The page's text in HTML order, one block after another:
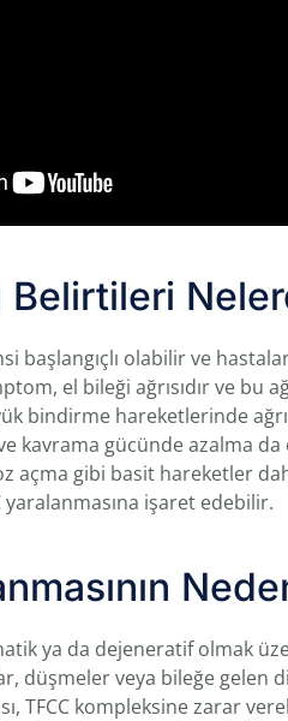
Belirtileri
başlangıçlı olabilir ve
el bileği ağrısıdır ve bu
bindirme hareketlerinde
kavrama gücünde azalma da
açma gibi basit hareketler
yaralanmasına işaret edebilir.
ya da dejeneratif olmak
düşmeler veya bileğe gelen
TFCC kompleksine zarar